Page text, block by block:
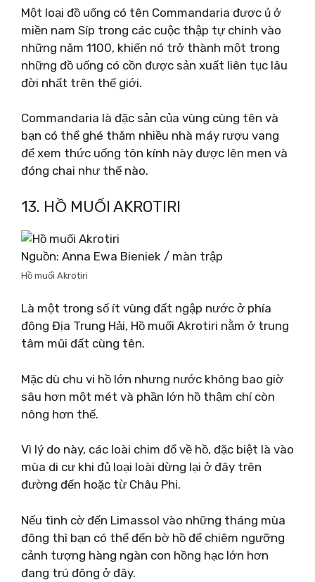
Một loại đồ uống có tên Commandaria được ủ ở
miền nam Síp trong các cuộc thập tự chinh vào
những năm 1100, khiến nó trở thành một trong
những đồ uống có cồn được sản xuất liên tục lâu
đời nhất trên thế giới.
Commandaria là đặc sản của vùng cùng tên và
bạn có thể ghé thăm nhiều nhà máy rượu vang
để xem thức uống tôn kính này được lên men và
đóng chai như thế nào.
13. HỒ MUỐI AKROTIRI
Nguồn: Anna Ewa Bieniek / màn trập
Hồ muối Akrotiri
Là một trong số ít vùng đất ngập nước ở phía
đông Địa Trung Hải, Hồ muối Akrotiri nằm ở trung
tâm mũi đất cùng tên.
Mặc dù chu vi hồ lớn nhưng nước không bao giờ
sâu hơn một mét và phần lớn hồ thậm chí còn
nông hơn thế.
Vì lý do này, các loài chim đổ về hồ, đặc biệt là vào
mùa di cư khi đủ loại loài dừng lại ở đây trên
đường đến hoặc từ Châu Phi.
Nếu tình cờ đến Limassol vào những tháng mùa
đông thì bạn có thể đến bờ hồ để chiêm ngưỡng
cảnh tượng hàng ngàn con hồng hạc lớn hơn
đang trú đông ở đây.